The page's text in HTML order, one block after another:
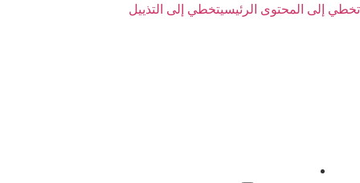
تخطي إلى المحتوى الرئيسيتخطي إلى التذييل